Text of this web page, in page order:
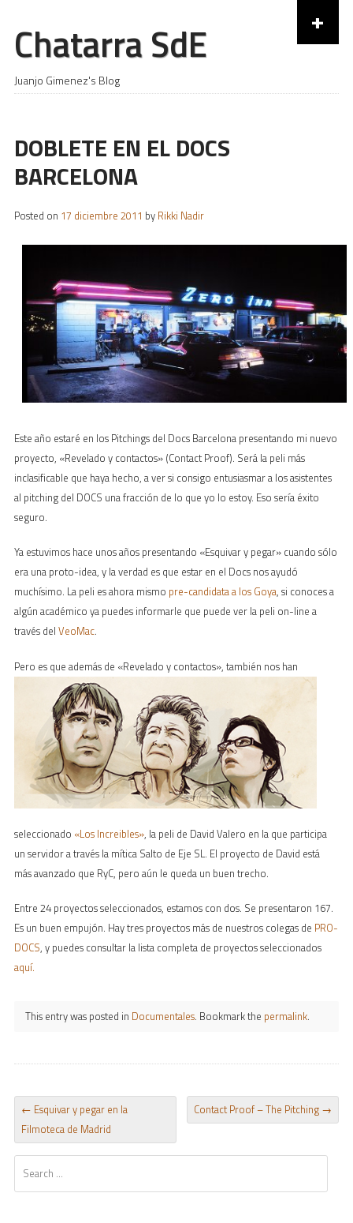
Chatarra SdE
Juanjo Gimenez's Blog
+
Skip to content
DOBLETE EN EL DOCS
BARCELONA
Posted on 17 diciembre 2011 by Rikki Nadir
Este año estaré en los Pitchings del Docs Barcelona presentando mi nuevo
proyecto, «Revelado y contactos» (Contact Proof). Será la peli más
inclasificable que haya hecho, a ver si consigo entusiasmar a los asistentes
al pitching del DOCS una fracción de lo que yo lo estoy. Eso sería éxito
seguro.
Ya estuvimos hace unos años presentando «Esquivar y pegar» cuando sólo
era una proto-idea, y la verdad es que estar en el Docs nos ayudó
muchísimo. La peli es ahora mismo pre-candidata a los Goya, si conoces a
algún académico ya puedes informarle que puede ver la peli on-line a
través del VeoMac.
Pero es que además de «Revelado y contactos», también nos han
seleccionado «Los Increibles», la peli de David Valero en la que participa
un servidor a través la mítica Salto de Eje SL. El proyecto de David está
más avanzado que RyC, pero aún le queda un buen trecho.
Entre 24 proyectos seleccionados, estamos con dos. Se presentaron 167.
Es un buen empujón. Hay tres proyectos más de nuestros colegas de PRO-
DOCS, y puedes consultar la lista completa de proyectos seleccionados
aquí.
This entry was posted in Documentales. Bookmark the permalink.
POST NAVIGATION
← Esquivar y pegar en la
Filmoteca de Madrid
Contact Proof – The Pitching →